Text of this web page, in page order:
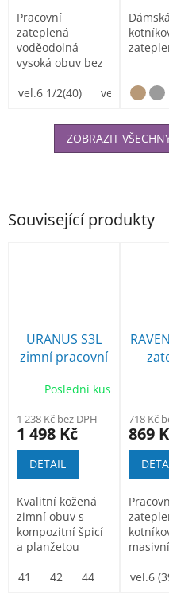
Související produkty
URANUS S3L
zimní pracovní
Poslední kus
1 238 Kč bez DPH
1 498 Kč
DETAIL
Kvalitní kožená
zimní obuv s
kompozitní špicí
a planžetou
41
42 44
718 Kč
869
masivní
okopu.
vel.6
Pracovní
zateplená
voděodolná
vysoká obuv bez
antistatickou a
vel.6 1/2(40) vel.7 (41)
Dámská
ZOBRAZIT